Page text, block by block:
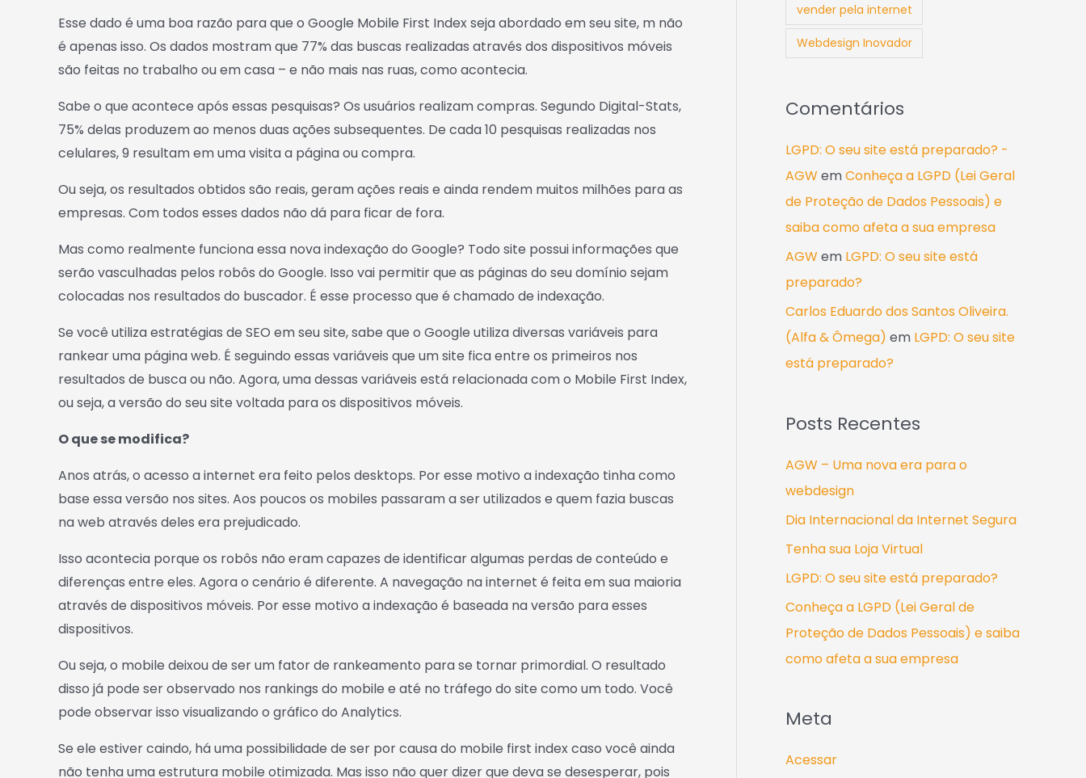
Esse dado é uma boa razão para que o Google Mobile First Index seja abordado em seu site, m não
é apenas isso. Os dados mostram que 77% das buscas realizadas através dos dispositivos móveis
são feitas no trabalho ou em casa – e não mais nas ruas, como acontecia.
Sabe o que acontece após essas pesquisas? Os usuários realizam compras. Segundo Digital-Stats,
75% delas produzem ao menos duas ações subsequentes. De cada 10 pesquisas realizadas nos
celulares, 9 resultam em uma visita a página ou compra.
Ou seja, os resultados obtidos são reais, geram ações reais e ainda rendem muitos milhões para as
empresas. Com todos esses dados não dá para ficar de fora.
Mas como realmente funciona essa nova indexação do Google? Todo site possui informações que
serão vasculhadas pelos robôs do Google. Isso vai permitir que as páginas do seu domínio sejam
colocadas nos resultados do buscador. É esse processo que é chamado de indexação.
Se você utiliza estratégias de SEO em seu site, sabe que o Google utiliza diversas variáveis para
rankear uma página web. É seguindo essas variáveis que um site fica entre os primeiros nos
resultados de busca ou não. Agora, uma dessas variáveis está relacionada com o Mobile First Index,
ou seja, a versão do seu site voltada para os dispositivos móveis.
O que se modifica?
Anos atrás, o acesso a internet era feito pelos desktops. Por esse motivo a indexação tinha como
base essa versão nos sites. Aos poucos os mobiles passaram a ser utilizados e quem fazia buscas
na web através deles era prejudicado.
Isso acontecia porque os robôs não eram capazes de identificar algumas perdas de conteúdo e
diferenças entre eles. Agora o cenário é diferente. A navegação na internet é feita em sua maioria
através de dispositivos móveis. Por esse motivo a indexação é baseada na versão para esses
dispositivos.
Ou seja, o mobile deixou de ser um fator de rankeamento para se tornar primordial. O resultado
disso já pode ser observado nos rankings do mobile e até no tráfego do site como um todo. Você
pode observar isso visualizando o gráfico do Analytics.
Se ele estiver caindo, há uma possibilidade de ser por causa do mobile first index caso você ainda
não tenha uma estrutura mobile otimizada. Mas isso não quer dizer que deva se desesperar, pois
vender pela internet
Webdesign Inovador
Comentários
LGPD: O seu site está preparado? -
AGW emConheça a LGPD (Lei Geral
de Proteção de Dados Pessoais) e
saiba como afeta a sua empresa
AGW em LGPD: O seu site está
preparado?
Carlos Eduardo dos Santos Oliveira.
(Alfa & Ômega) em LGPD: O seu site
está preparado?
Posts Recentes
AGW – Uma nova era para o
webdesign
Dia Internacional da Internet Segura
Tenha sua Loja Virtual
LGPD: O seu site está preparado?
Conheça a LGPD (Lei Geral de
Proteção de Dados Pessoais) e saiba
como afeta a sua empresa
Meta
Acessar